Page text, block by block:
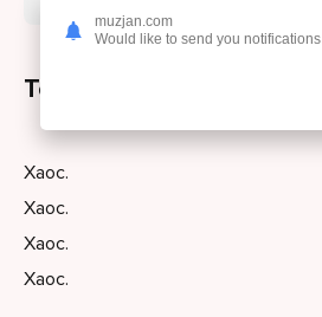
Текст песни
Хаос.
Хаос.
Хаос.
Хаос.
muzjan.com
Would like to send you notifications